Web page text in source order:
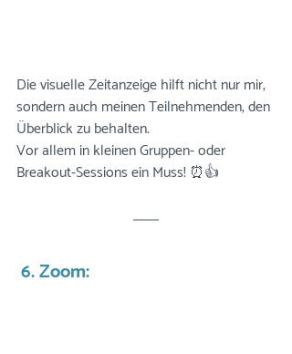
Die visuelle Zeitanzeige hilft nicht nur mir,
sondern auch meinen Teilnehmenden, den
Überblick zu behalten.
Vor allem in kleinen Gruppen- oder
Breakout-Sessions ein Muss! ⏰👍
6. Zoom: